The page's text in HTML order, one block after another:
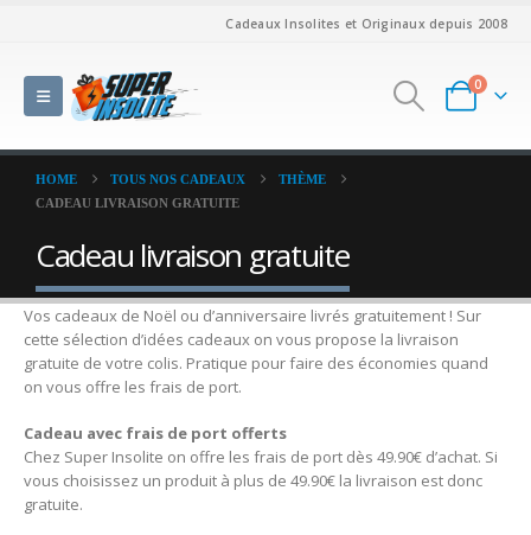
Cadeaux Insolites et Originaux depuis 2008
0
HOME TOUS NOS CADEAUX
THÈME
CADEAU LIVRAISON GRATUITE
Cadeau livraison gratuite
Vos cadeaux de Noël ou d’anniversaire livrés gratuitement ! Sur
cette sélection d’idées cadeaux on vous propose la livraison
gratuite de votre colis. Pratique pour faire des économies quand
on vous offre les frais de port.
Cadeau avec frais de port offerts
Chez Super Insolite on offre les frais de port dès 49.90€ d’achat. Si
vous choisissez un produit à plus de 49.90€ la livraison est donc
gratuite.